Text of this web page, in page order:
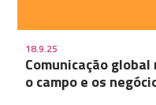
18.9.25
Comunicação
o campo e os